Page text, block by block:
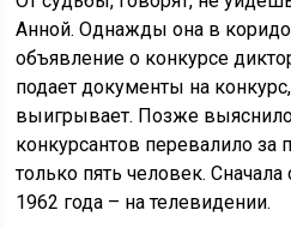
Анной. Однажды она в
объявление о конкурсе
подает документы на
выигрывает. Позже
конкурсантов перевалило за
только пять человек. Сначала
1962 года – на телевидении.